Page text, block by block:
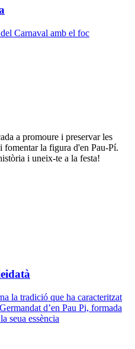
Carnaval amb el foc
a promoure i preservar les
la figura d'en Pau-Pí.
i uneix-te a la festa!
la tradició que ha caracteritzat
d’en Pau Pi, formada
seua essència